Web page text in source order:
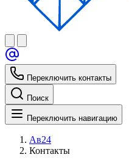
Переключить контакты
Поиск
Переключить навигацию
Ав24
Контакты